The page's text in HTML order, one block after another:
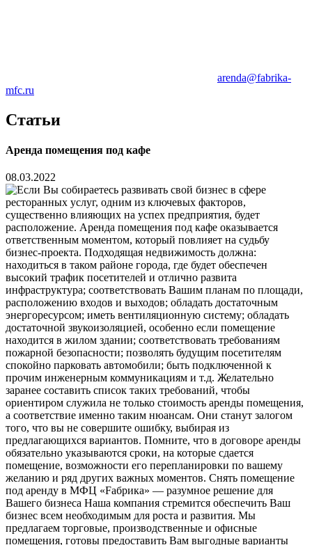
arenda@fabrika-
mfc.ru
Статьи
Аренда помещения под кафе
08.03.2022